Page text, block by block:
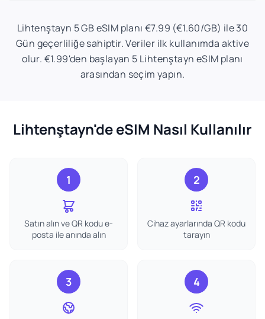
Lihtenştayn 5 GB eSIM planı €7.99 (€1.60/GB) ile 30
Gün geçerliliğe sahiptir. Veriler ilk kullanımda aktive
olur. €1.99'den başlayan 5 Lihtenştayn eSIM planı
arasından seçim yapın.
Lihtenştayn'de eSIM Nasıl Kullanılır
1
Satın alın ve QR kodu e-
posta ile anında alın
2
Cihaz ayarlarında QR kodu
tarayın
3 4